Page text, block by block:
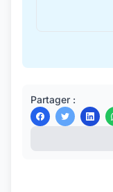
Partager :